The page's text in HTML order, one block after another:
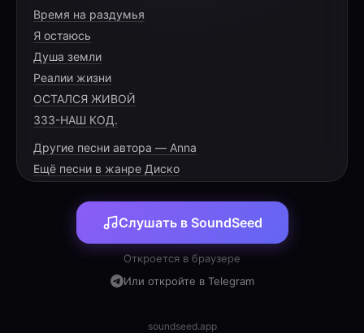
Девятый класс уже за спиной,
И в шестнадцать ты наш герой.
Умный, статный и во всём успех,
[PRE-CHORUS]
Диско-ритм и огни горят,
Поздравления в ряд летят.
Вся семья собралась сейчас,
Время на раздумья
Я остаюсь
Душа земли
Реалии жизни
ОСТАЛСЯ ЖИВОЙ
333-НАШ КОД.
Другие песни автора — Anna
Ещё песни в жанре Диско
Слушать в SoundSeed
Откроется в браузере
Или откройте в Telegram
soundseed.app